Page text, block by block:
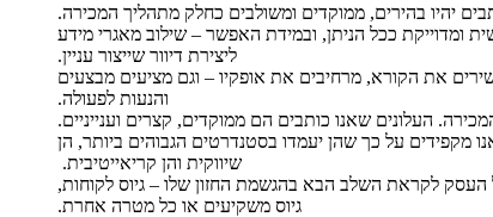
יהיו בהירים, ממוקדים ומשולבים כחלק מתהליך המכירה.
ומדוייקת ככל הניתן, ובמידת האפשר – שילוב מאגרי מידע
ליצירת דיוור שייצור עניין.
את הקורא, מרחיבים את אופקיו – וגם מציעים מבצעים
והנעות לפעולה.
העלונים שאנו כותבים הם ממוקדים, קצרים וענייניים.
מקפידים על כך שהן יעמדו בסטנדרטים הגבוהים ביותר, הן
שיווקית והן קריאייטיבית.
העסק לקראת השלב הבא בהגשמת החזון שלו – גיוס לקוחות,
גיוס משקיעים או כל מטרה אחרת.